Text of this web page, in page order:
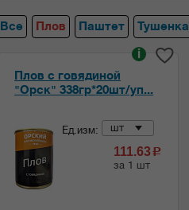
Все Плов Паштет Тушенка
Плов с говядиной
"Орск" 338гр*20шт/уп...
i
Ед.изм: шт
111.63 c
за 1 шт